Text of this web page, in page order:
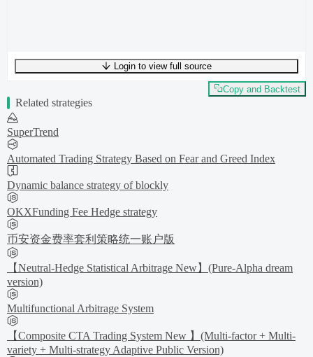
UTF-8290 bytes49 words0 linesLn 1,Col 0
Login to view full source
Copy and Backtest
Related strategies
SuperTrend
Automated Trading Strategy Based on Fear and Greed Index
Dynamic balance strategy of blockly
OKXFunding Fee Hedge strategy
币安资金费率套利策略统一账户版
【Neutral-Hedge Statistical Arbitrage New】(Pure-Alpha dream
version)
Multifunctional Arbitrage System
【Composite CTA Trading System New 】(Multi-factor + Multi-
variety + Multi-strategy Adaptive Public Version)